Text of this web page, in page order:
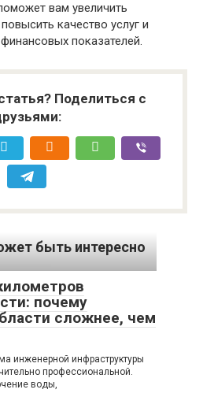
вам увеличить
качество услуг и
показателей.
Поделиться с
быть интересно
почему
сложнее, чем
инженерной инфраструктуры
профессиональной.
воды,